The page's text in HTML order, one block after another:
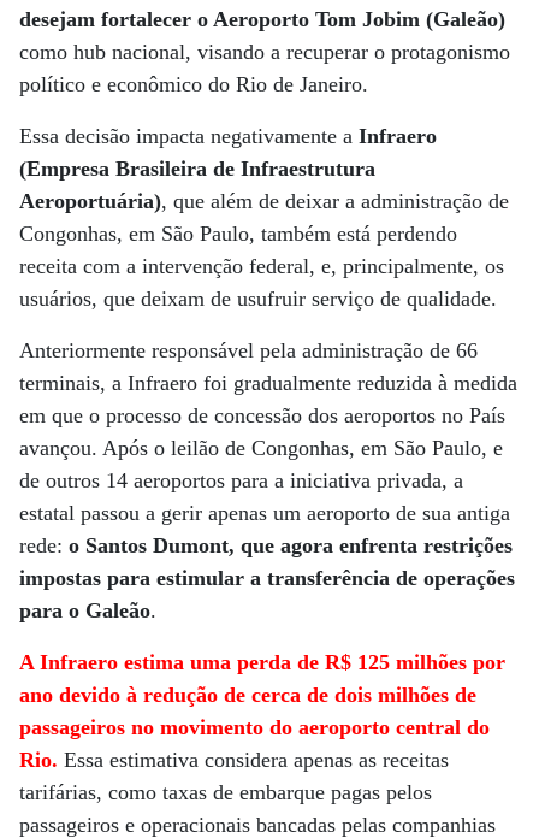
desejam fortalecer o Aeroporto Tom Jobim (Galeão)
como hub nacional, visando a recuperar o protagonismo
político e econômico do Rio de Janeiro.
Essa decisão impacta negativamente a Infraero
(Empresa Brasileira de Infraestrutura
Aeroportuária), que além de deixar a administração de
Congonhas, em São Paulo, também está perdendo
receita com a intervenção federal, e, principalmente, os
usuários, que deixam de usufruir serviço de qualidade.
Anteriormente responsável pela administração de 66
terminais, a Infraero foi gradualmente reduzida à medida
em que o processo de concessão dos aeroportos no País
avançou. Após o leilão de Congonhas, em São Paulo, e
de outros 14 aeroportos para a iniciativa privada, a
estatal passou a gerir apenas um aeroporto de sua antiga
rede: o Santos Dumont, que agora enfrenta restrições
impostas para estimular a transferência de operações
para o Galeão.
A Infraero estima uma perda de R$ 125 milhões por
ano devido à redução de cerca de dois milhões de
passageiros no movimento do aeroporto central do
Rio. Essa estimativa considera apenas as receitas
tarifárias, como taxas de embarque pagas pelos
passageiros e operacionais bancadas pelas companhias